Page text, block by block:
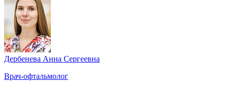
Дербенева Анна Сергеевна
Врач-офтальмолог